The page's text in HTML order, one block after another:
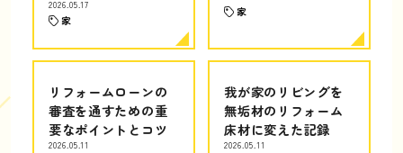
2026.05.17
家
家
リフォームローンの
審査を通すための重
要なポイントとコツ
2026.05.11
我が家のリビングを
無垢材のリフォーム
床材に変えた記録
2026.05.11